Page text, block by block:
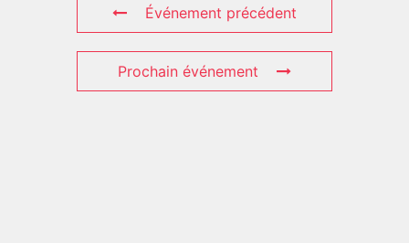
Événement précédent
Prochain événement